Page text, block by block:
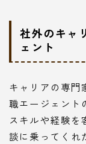
社外のキャ
ェント
キャリアの専門
職エージェント
スキルや経験を
談に乗ってくれ